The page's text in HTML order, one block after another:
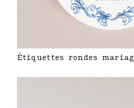
Étiquettes rondes